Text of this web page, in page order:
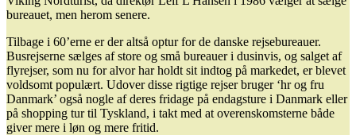
bureauet, men herom senere.
Tilbage i 60’erne er der altså optur for de danske rejsebureauer.
Busrejserne sælges af store og små bureauer i dusinvis, og salget af
flyrejser, som nu for alvor har holdt sit indtog på markedet, er blevet
voldsomt populært. Udover disse rigtige rejser bruger ‘hr og fru
Danmark’ også nogle af deres fridage på endagsture i Danmark eller
på shopping tur til Tyskland, i takt med at overenskomsterne både
giver mere i løn og mere fritid.